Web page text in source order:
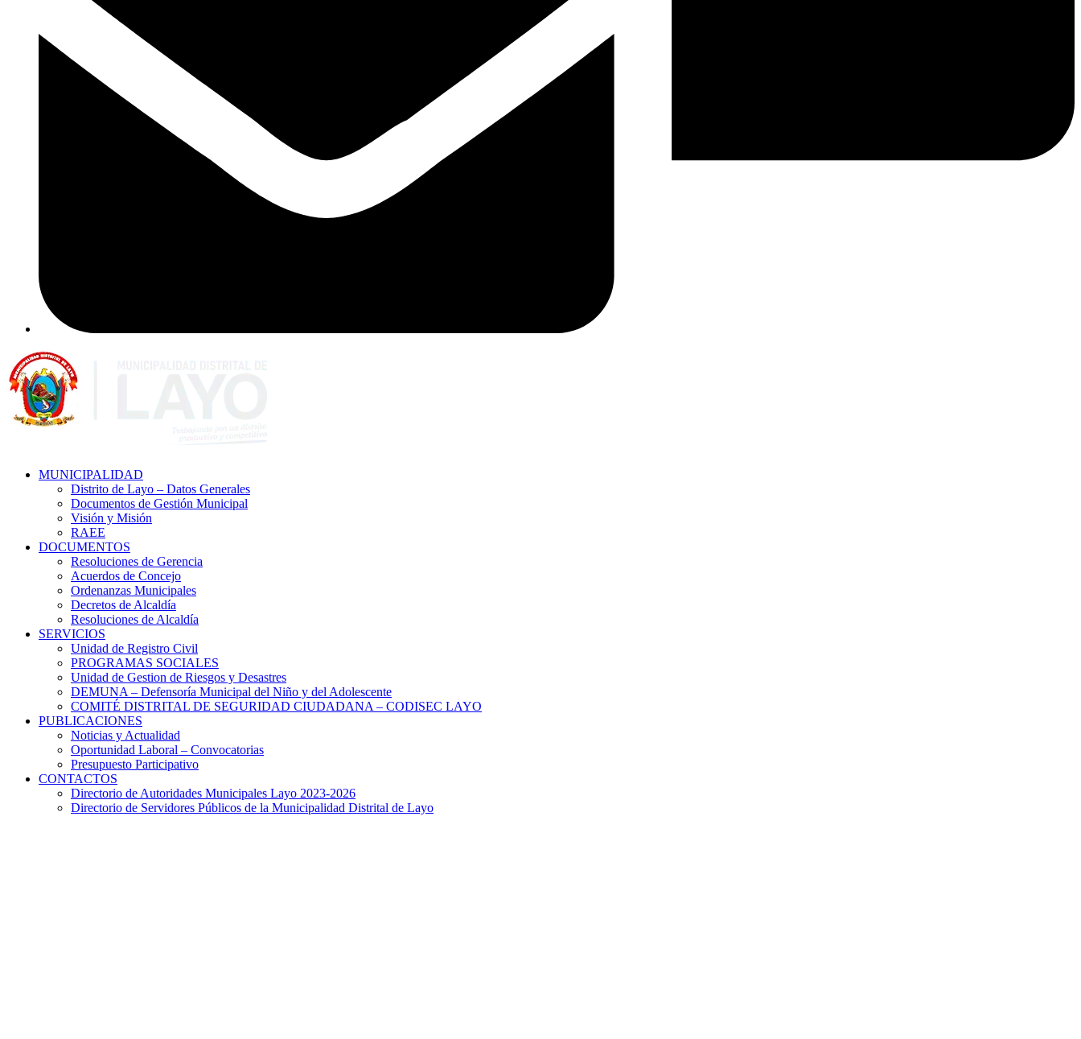
MUNICIPALIDAD
Distrito de Layo – Datos Generales
Documentos de Gestión Municipal
Visión y Misión
RAEE
DOCUMENTOS
Resoluciones de Gerencia
Acuerdos de Concejo
Ordenanzas Municipales
Decretos de Alcaldía
Resoluciones de Alcaldía
SERVICIOS
Unidad de Registro Civil
PROGRAMAS SOCIALES
Unidad de Gestion de Riesgos y Desastres
DEMUNA – Defensoría Municipal del Niño y del Adolescente
COMITÉ DISTRITAL DE SEGURIDAD CIUDADANA – CODISEC LAYO
PUBLICACIONES
Noticias y Actualidad
Oportunidad Laboral – Convocatorias
Presupuesto Participativo
CONTACTOS
Directorio de Autoridades Municipales Layo 2023-2026
Directorio de Servidores Públicos de la Municipalidad Distrital de Layo